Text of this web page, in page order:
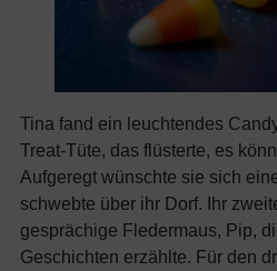
Tina fand ein leuchtendes
Treat-Tüte, das flüsterte, es
Aufgeregt wünschte sie sich
schwebte über ihr Dorf. Ihr
gesprächige Fledermaus, Pip,
Geschichten erzählte. Für den